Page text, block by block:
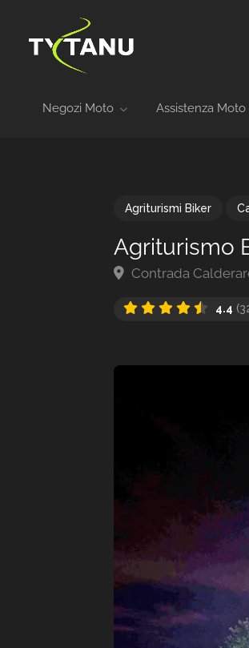
Negozi Moto Assistenza Moto
Agriturismi Biker
Agriturismo
Contrada
4.4